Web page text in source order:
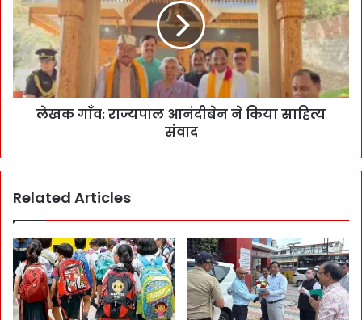
लेखक गाँव: राज्यपाल आनंदीबेन ने किया साहित्य
संवाद
Related Articles